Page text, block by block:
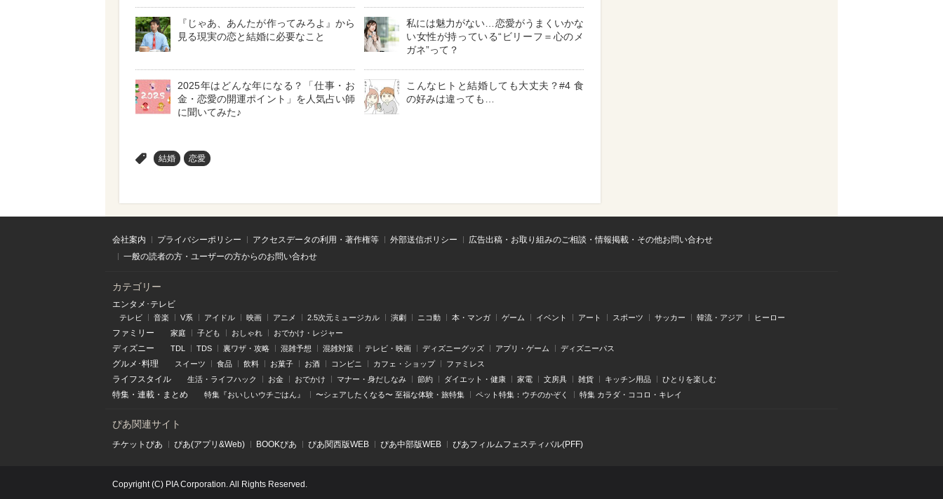
『じゃあ、あんたが作ってみろよ』から
見る現実の恋と結婚に必要なこと
私には魅力がない…恋愛がうまくいかな
い女性が持っている“ビリーフ＝心のメ
ガネ”って？
2025年はどんな年になる？「仕事・お
金・恋愛の開運ポイント」を人気占い師
に聞いてみた♪
こんなヒトと結婚しても大丈夫？#4 食
の好みは違っても…
結婚 恋愛
会社案内 プライバシーポリシー アクセスデータの利用・著作権等 外部送信ポリシー
広告出稿・お取り組みのご相談・情報掲載・その他お問い合わせ
一般の読者の方・ユーザーの方からのお問い合わせ
カテゴリー
エンタメ･テレビ
テレビ 音楽 V系 アイドル 映画 アニメ 2.5次元ミュージカル 演劇 ニコ動 本・マンガ ゲーム イベント アート スポーツ サッカー 韓流・アジア ヒーロー
ファミリー 家庭 子ども おしゃれ おでかけ・レジャー
ディズニー TDL TDS 裏ワザ・攻略 混雑予想 混雑対策 テレビ・映画 ディズニーグッズ アプリ・ゲーム ディズニーパス
グルメ･料理 スイーツ 食品 飲料 お菓子 お酒 コンビニ カフェ・ショップ ファミレス
ライフスタイル 生活・ライフハック お金 おでかけ マナー・身だしなみ 節約 ダイエット・健康 家電 文房具 雑貨 キッチン用品 ひとりを楽しむ
特集 ・ 連載 ・ まとめ 特集『おいしいウチごはん』 〜シェアしたくなる〜 至福な体験・旅特集 ペット特集：ウチのかぞく 特集 カラダ・ココロ・キレイ
ぴあ関連サイト
チケットぴあ ぴあ(アプリ&Web) BOOKぴあ ぴあ関⻄版WEB ぴあ中部版WEB ぴあフィルムフェスティバル(PFF)
Copyright (C) PIA Corporation. All Rights Reserved.